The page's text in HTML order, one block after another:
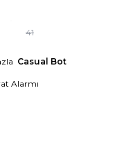
41
Casual Bot
Alarmı